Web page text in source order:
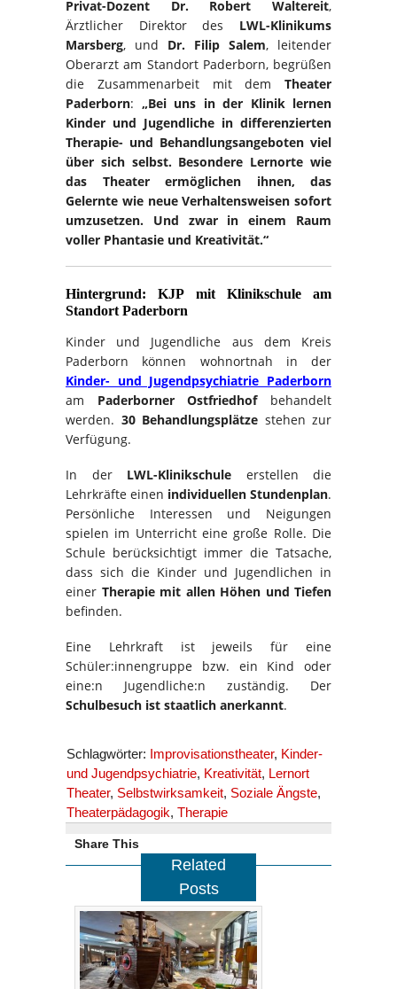
Privat-Dozent Dr. Robert Waltereit,
Ärztlicher Direktor des LWL-Klinikums
Marsberg, und Dr. Filip Salem, leitender
Oberarzt am Standort Paderborn, begrüßen
die Zusammenarbeit mit dem Theater
Paderborn: „Bei uns in der Klinik lernen
Kinder und Jugendliche in differenzierten
Therapie- und Behandlungsangeboten viel
über sich selbst. Besondere Lernorte wie
das Theater ermöglichen ihnen, das
Gelernte wie neue Verhaltensweisen sofort
umzusetzen. Und zwar in einem Raum
voller Phantasie und Kreativität.“
Hintergrund: KJP mit Klinikschule am
Standort Paderborn
Kinder und Jugendliche aus dem Kreis
Paderborn können wohnortnah in der
Kinder- und Jugendpsychiatrie Paderborn
am Paderborner Ostfriedhofbehandelt
werden. 30 Behandlungsplätze stehen zur
Verfügung.
In der LWL-Klinikschule erstellen die
Lehrkräfte einen individuellen Stundenplan.
Persönliche Interessen und Neigungen
spielen im Unterricht eine große Rolle. Die
Schule berücksichtigt immer die Tatsache,
dass sich die Kinder und Jugendlichen in
einer Therapie mit allen Höhen und Tiefen
befinden.
Eine Lehrkraft ist jeweils für eine
Schüler:innengruppe bzw. ein Kind oder
eine:n Jugendliche:n zuständig. Der
Schulbesuch ist staatlich anerkannt.
Schlagwörter: Improvisationstheater, Kinder-
und Jugendpsychiatrie, Kreativität, Lernort
Theater, Selbstwirksamkeit, Soziale Ängste,
Theaterpädagogik, Therapie
Share This
Related
Posts